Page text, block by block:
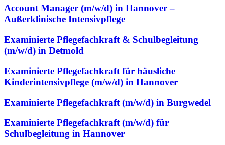
Account Manager (m/w/d) in Hannover –
Außerklinische Intensivpflege
Examinierte Pflegefachkraft & Schulbegleitung
(m/w/d) in Detmold
Examinierte Pflegefachkraft für häusliche
Kinderintensivpflege (m/w/d) in Hannover
Examinierte Pflegefachkraft (m/w/d) in Burgwedel
Examinierte Pflegefachkraft (m/w/d) für
Schulbegleitung in Hannover